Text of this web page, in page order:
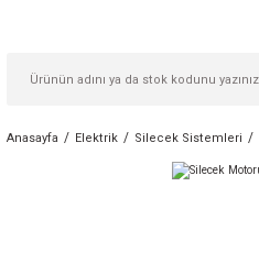
Anasayfa Elektrik Silecek Sistemleri